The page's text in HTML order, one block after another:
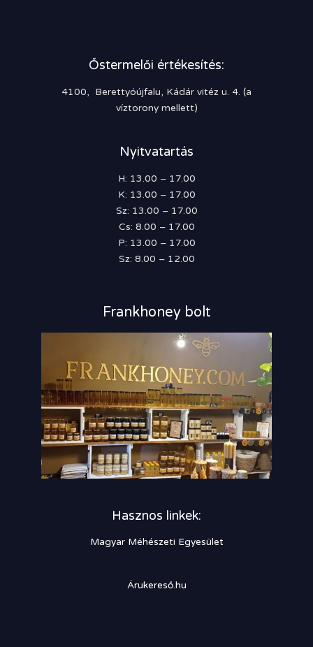
Őstermelői értékesítés:
4100, Berettyóújfalu, Kádár vitéz u. 4. (a
víztorony mellett)
Nyitvatartás
H: 13.00 – 17.00
K: 13.00 – 17.00
Sz: 13.00 – 17.00
Cs: 8.00 – 17.00
P: 13.00 – 17.00
Sz: 8.00 – 12.00
Frankhoney bolt
Hasznos linkek:
Magyar Méhészeti Egyesület
Árukereső.hu